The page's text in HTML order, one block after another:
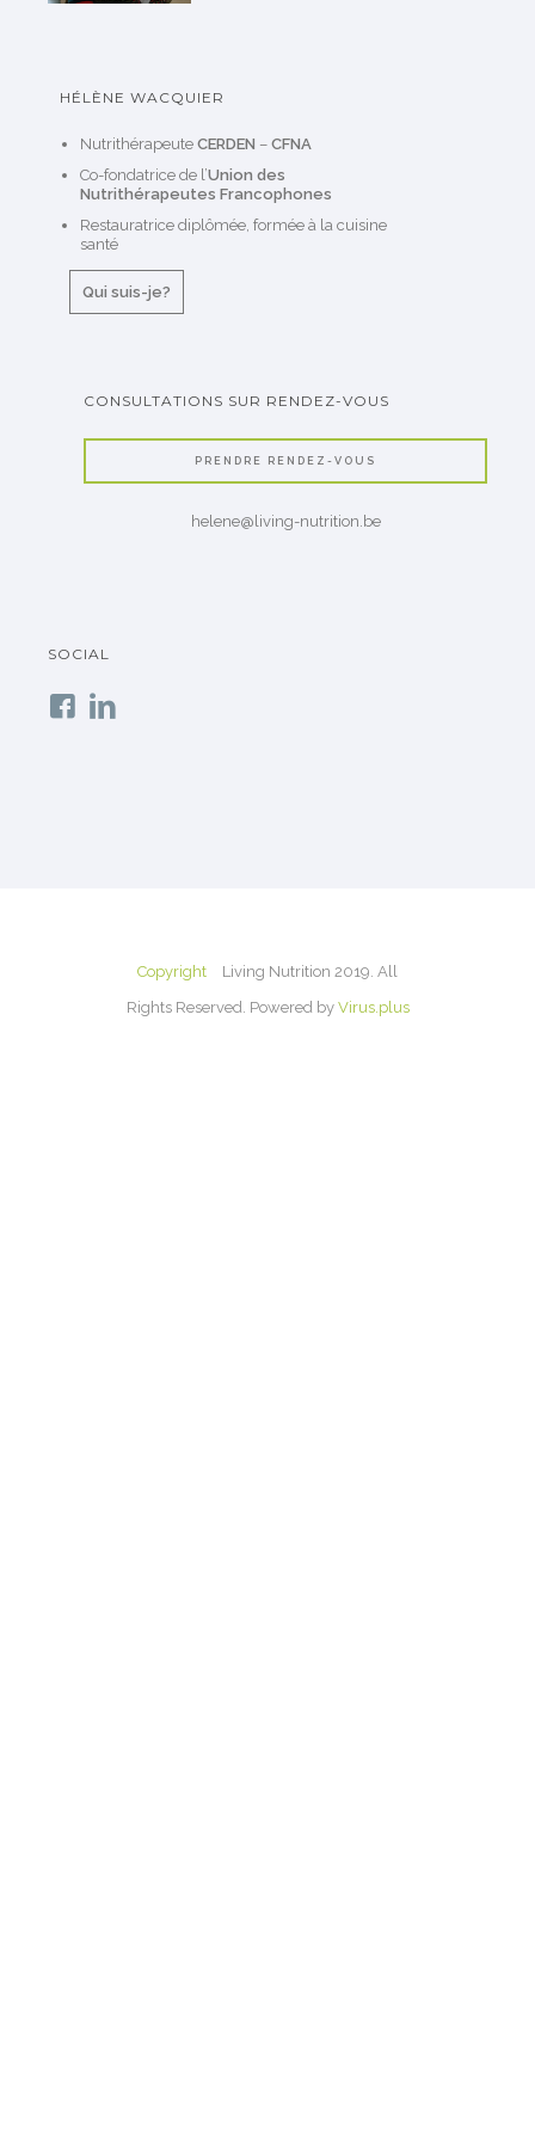
HÉLÈNE WACQUIER
Nutrithérapeute CERDEN – CFNA
Co-fondatrice de l’Union des
Nutrithérapeutes Francophones
Restauratrice diplômée, formée à la cuisine
santé
Qui suis-je?
CONSULTATIONS SUR RENDEZ-VOUS
PRENDRE RENDEZ-VOUS
helene@living-nutrition.be
SOCIAL
Copyright
Living Nutrition 2019. All
Rights Reserved. Powered by Virus.plus